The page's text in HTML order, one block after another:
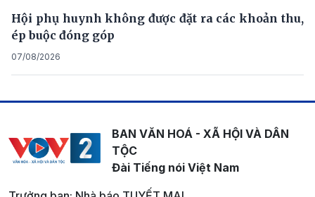
Hội phụ huynh không được đặt ra các khoản thu,
ép buộc đóng góp
07/08/2026
BAN VĂN HOÁ - XÃ HỘI VÀ DÂN
TỘC
Đài Tiếng nói Việt Nam